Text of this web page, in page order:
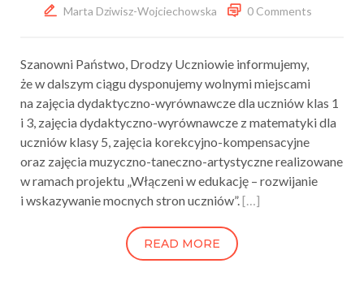
Marta Dziwisz-Wojciechowska
0 Comments
Szanowni Państwo, Drodzy Uczniowie informujemy,
że w dalszym ciągu dysponujemy wolnymi miejscami
na zajęcia dydaktyczno-wyrównawcze dla uczniów klas 1
i 3, zajęcia dydaktyczno-wyrównawcze z matematyki dla
uczniów klasy 5, zajęcia korekcyjno-kompensacyjne
oraz zajęcia muzyczno-taneczno-artystyczne realizowane
w ramach projektu „Włączeni w edukację – rozwijanie
i wskazywanie mocnych stron uczniów”. […]
READ MORE